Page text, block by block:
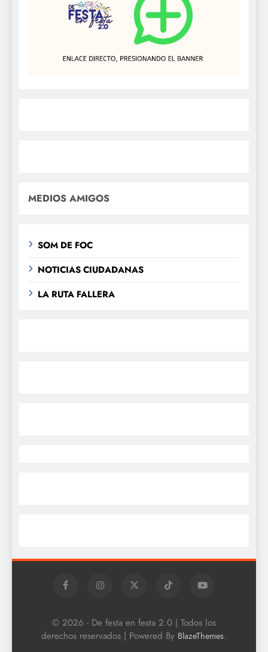
MEDIOS AMIGOS
SOM DE FOC
NOTICIAS CIUDADANAS
LA RUTA FALLERA
© 2026 - De festa en festa 2.0 | Todos los
derechos reservados | Powered By BlazeThemes.